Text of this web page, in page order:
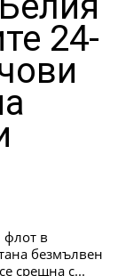
24-
в
безмълвен
срещна с...